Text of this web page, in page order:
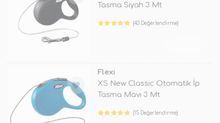
Tasma Siyah 3 Mt
(43 Değerlendirme)
Flexi
XS New Classic Otomatik İp
Tasma Mavi 3 Mt
(15 Değerlendirme)